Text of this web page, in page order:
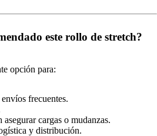
este rollo de stretch?
opción para:
frecuentes.
asegurar cargas o mudanzas.
y distribución.